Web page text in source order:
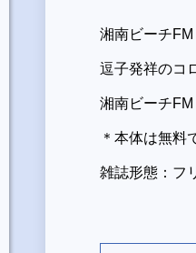
湘南ビーチ
逗子発祥のコ
湘南ビーチ
＊本体は無料
雑誌形態：フ